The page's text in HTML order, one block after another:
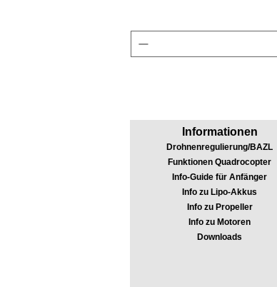
Informationen
Drohnenregulierung/BAZL
Funktionen Quadrocopter
Info-Guide für Anfänger
Info zu Lipo-Akkus
Info zu Propeller
Info zu Motoren
Downloads